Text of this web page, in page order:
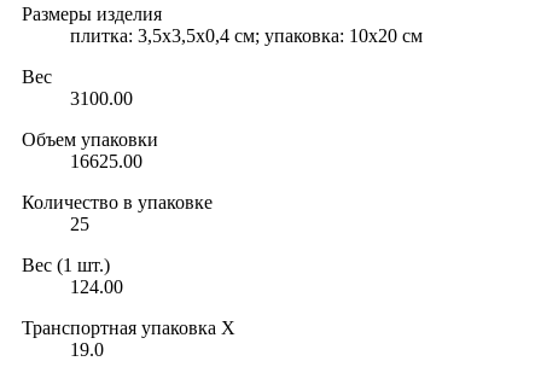
Размеры изделия
плитка: 3,5х3,5х0,4 см; упаковка: 10х20 см
Вес
3100.00
Объем упаковки
16625.00
Количество в упаковке
25
Вес (1 шт.)
124.00
Транспортная упаковка X
19.0